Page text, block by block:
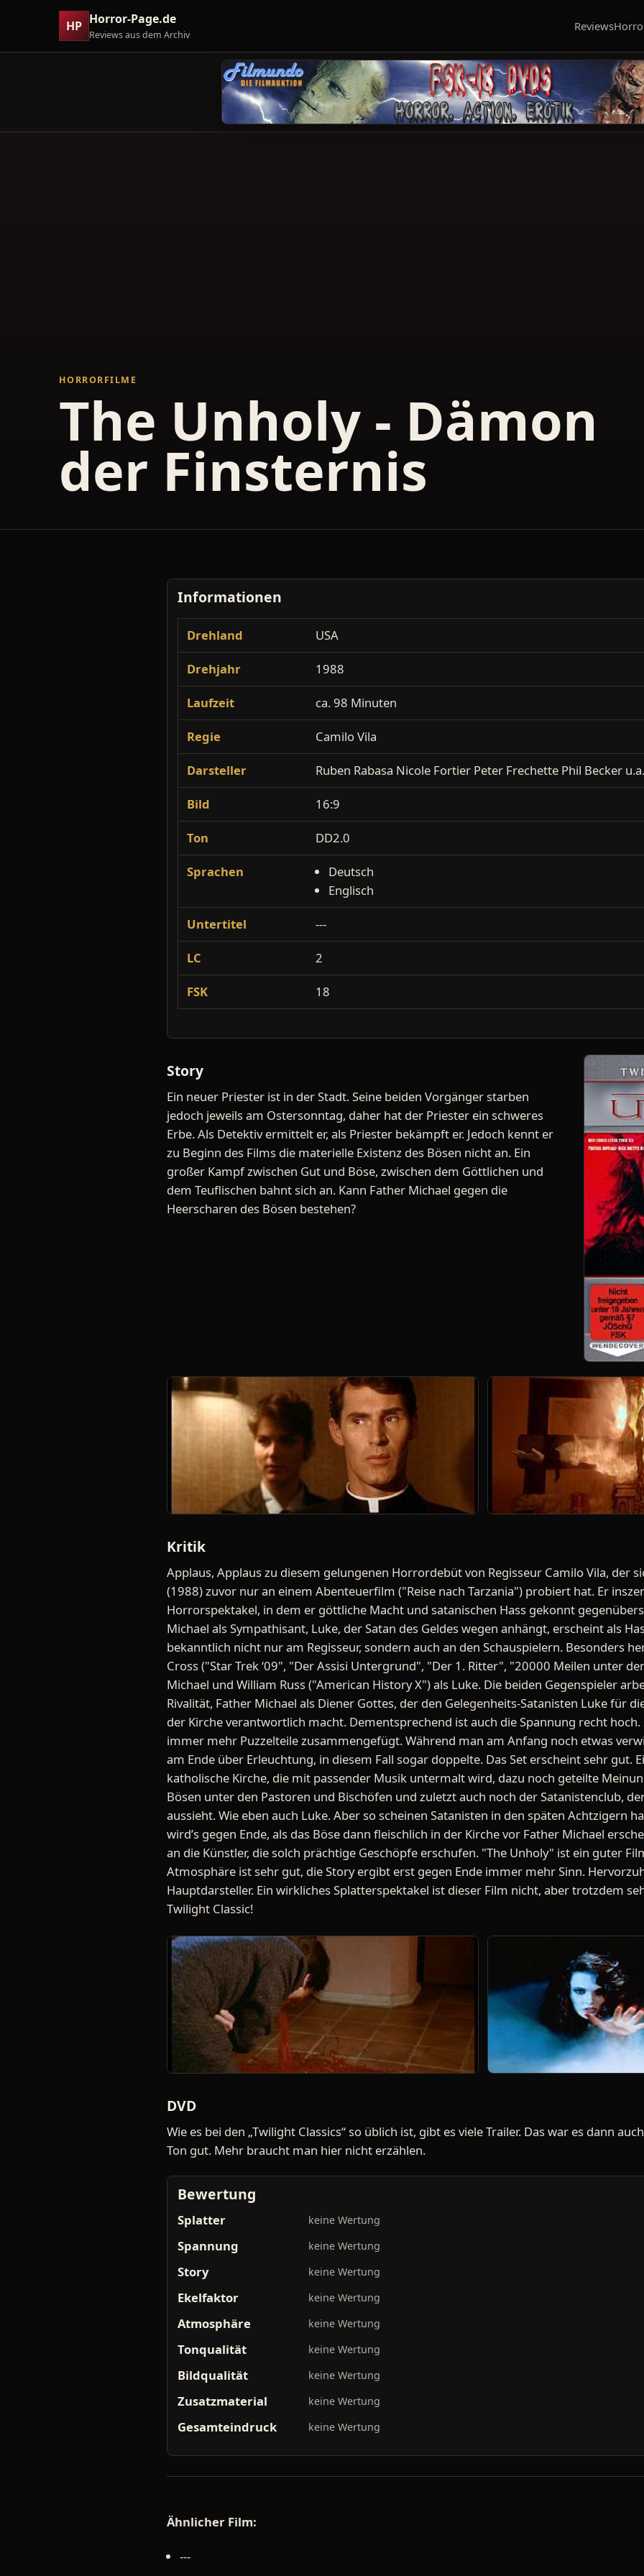
HP Horror-Page.de
Reviews aus dem Archiv
Reviews
HORRORFILME
The Unholy - Dämon
der Finsternis
Informationen
Drehland USA
Drehjahr 1988
Laufzeit ca. 98 Minuten
Regie Camilo Vila
Darsteller Ruben Rabasa Nicole Fortier Peter Frechette Phil Becker u.a.
Bild 16:9
Ton DD2.0
Sprachen
Deutsch
Englisch
Untertitel ---
LC 2
FSK 18
Story
Ein neuer Priester ist in der Stadt. Seine beiden Vorgänger starben
jedoch jeweils am Ostersonntag, daher hat der Priester ein schweres
Erbe. Als Detektiv ermittelt er, als Priester bekämpft er. Jedoch kennt er
zu Beginn des Films die materielle Existenz des Bösen nicht an. Ein
großer Kampf zwischen Gut und Böse, zwischen dem Göttlichen und
dem Teuflischen bahnt sich an. Kann Father Michael gegen die
Heerscharen des Bösen bestehen?
Kritik
Applaus, Applaus zu diesem gelungenen Horrordebüt von Regisseur Camilo Vila, der
(1988) zuvor nur an einem Abenteuerfilm ("Reise nach Tarzania") probiert hat. Er
Horrorspektakel, in dem er göttliche Macht und satanischen Hass gekonnt
Michael als Sympathisant, Luke, der Satan des Geldes wegen anhängt, erscheint als
bekanntlich nicht nur am Regisseur, sondern auch an den Schauspielern. Besonders
Cross ("Star Trek ‘09", "Der Assisi Untergrund", "Der 1. Ritter", "20000 Meilen unter
Michael und William Russ ("American History X") als Luke. Die beiden Gegenspieler
Rivalität, Father Michael als Diener Gottes, der den Gelegenheits-Satanisten Luke für
der Kirche verantwortlich macht. Dementsprechend ist auch die Spannung recht
immer mehr Puzzelteile zusammengefügt. Während man am Anfang noch etwas
am Ende über Erleuchtung, in diesem Fall sogar doppelte. Das Set erscheint sehr gut.
katholische Kirche, die mit passender Musik untermalt wird, dazu noch geteilte
Bösen unter den Pastoren und Bischöfen und zuletzt auch noch der Satanistenclub,
aussieht. Wie eben auch Luke. Aber so scheinen Satanisten in den späten Achtzigern
wird’s gegen Ende, als das Böse dann fleischlich in der Kirche vor Father Michael
an die Künstler, die solch prächtige Geschöpfe erschufen. "The Unholy" ist ein guter
Atmosphäre ist sehr gut, die Story ergibt erst gegen Ende immer mehr Sinn.
Hauptdarsteller. Ein wirkliches Splatterspektakel ist dieser Film nicht, aber trotzdem
Twilight Classic!
DVD
Wie es bei den „Twilight Classics“ so üblich ist, gibt es viele Trailer. Das war es dann
Ton gut. Mehr braucht man hier nicht erzählen.
Bewertung
Splatter keine Wertung
Spannung keine Wertung
Story keine Wertung
Ekelfaktor keine Wertung
Atmosphäre keine Wertung
Tonqualität keine Wertung
Bildqualität keine Wertung
Zusatzmaterial keine Wertung
Gesamteindruck keine Wertung
Ähnlicher Film:
---